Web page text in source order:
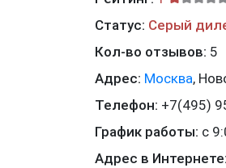
Статус: Серый
Кол-во отзывов: 5
Адрес: Москва,
Телефон: +7(495)
График работы: с
Адрес в Интернете: